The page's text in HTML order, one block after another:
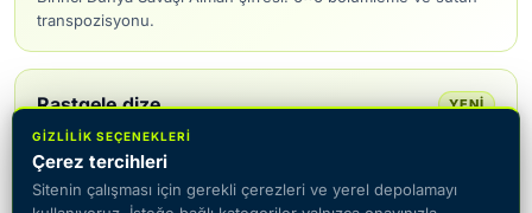
transpozisyonu.
Rastgele dize YENI
Tarayıcıda yerel olarak rastgele dizeler oluşturun.
GIZLILIK SEÇENEKLERI
Çerez tercihleri
Sitenin çalışması için gerekli çerezleri ve yerel depolamayı